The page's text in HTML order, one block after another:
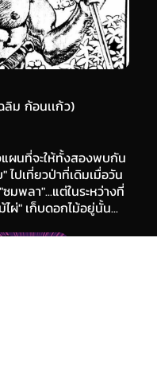
ลิม ก้อนเเก้ว)
แผนที่จะให้ทั้งสองพบกัน
ไปเที่ยวป่าที่เดิมเมื่อวัน
มพลา"...แต่ในระหว่างที่
ไผ่" เก็บดอกไม้อยู่นั้น...